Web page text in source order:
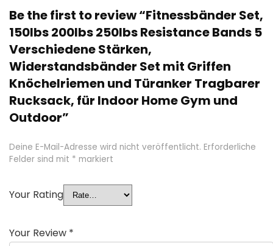
Be the first to review “Fitnessbänder Set,
150lbs 200lbs 250lbs Resistance Bands 5
Verschiedene Stärken,
Widerstandsbänder Set mit Griffen
Knöchelriemen und Türanker Tragbarer
Rucksack, für Indoor Home Gym und
Outdoor”
Deine E-Mail-Adresse wird nicht veröffentlicht. Erforderliche
Felder sind mit * markiert
Your Rating
Your Review *